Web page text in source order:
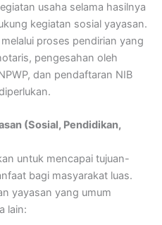
usaha selama hasilnya
kegiatan sosial yayasan.
proses pendirian yang
pengesahan oleh
dan pendaftaran NIB
(Sosial, Pendidikan,
untuk mencapai tujuan-
bagi masyarakat luas.
yayasan yang umum
lain: